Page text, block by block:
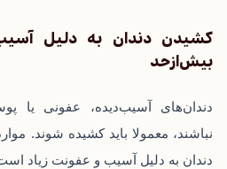
کشیدن دندان به دلیل
بیش‌ازحد
دندان‌های آسیب‌دیده، عفونی یا
نباشند، معمولا باید کشیده شوند.
دندان به دلیل آسیب و عفونت زیاد